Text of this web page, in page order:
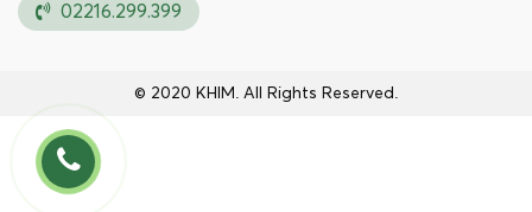
02216.299.399
© 2020 KHIM. All Rights Reserved.